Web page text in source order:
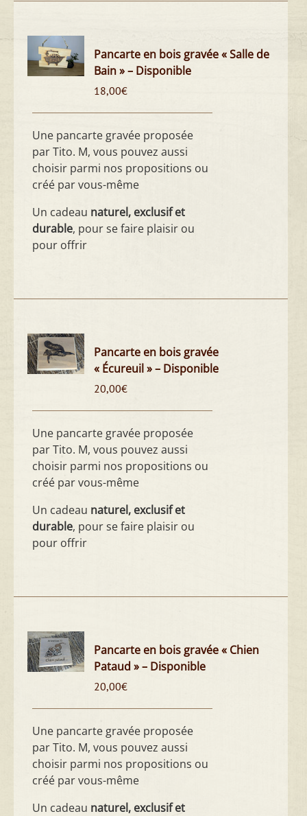
Pancarte en bois gravée « Salle de
Bain » – Disponible
18,00€
Une pancarte gravée proposée
par Tito. M, vous pouvez aussi
choisir parmi nos propositions ou
créé par vous-même
Un cadeau naturel, exclusif et
durable, pour se faire plaisir ou
pour offrir
Pancarte en bois gravée
« Écureuil » – Disponible
20,00€
Une pancarte gravée proposée
par Tito. M, vous pouvez aussi
choisir parmi nos propositions ou
créé par vous-même
Un cadeau naturel, exclusif et
durable, pour se faire plaisir ou
pour offrir
Pancarte en bois gravée « Chien
Pataud » – Disponible
20,00€
Une pancarte gravée proposée
par Tito. M, vous pouvez aussi
choisir parmi nos propositions ou
créé par vous-même
Un cadeau naturel, exclusif et